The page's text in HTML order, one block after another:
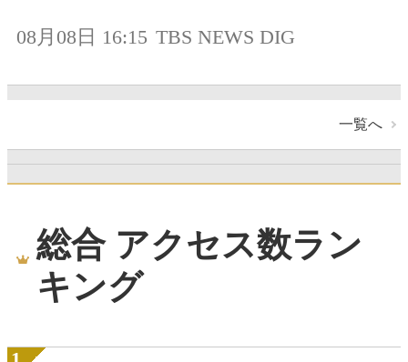
08月08日 16:15 TBS NEWS DIG
一覧へ
総合 アクセス数ラン
キング